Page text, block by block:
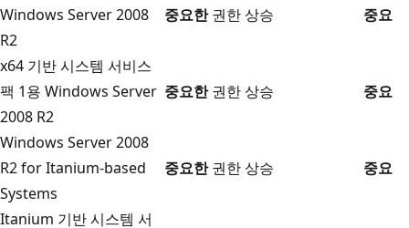
Windows Server 2008
R2
중요한권한 상승 중요
x64 기반 시스템 서비스
팩 1용 Windows Server
2008 R2
중요한권한 상승 중요
Windows Server 2008
R2 for Itanium-based
Systems
중요한권한 상승 중요
Itanium 기반 시스템 서